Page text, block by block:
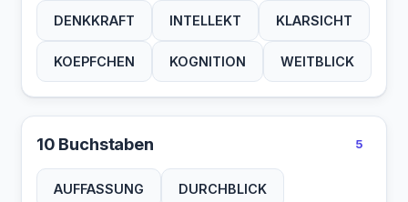
DENKKRAFT INTELLEKT KLARSICHT
KOEPFCHEN KOGNITION WEITBLICK
10 Buchstaben 5
AUFFASSUNG DURCHBLICK